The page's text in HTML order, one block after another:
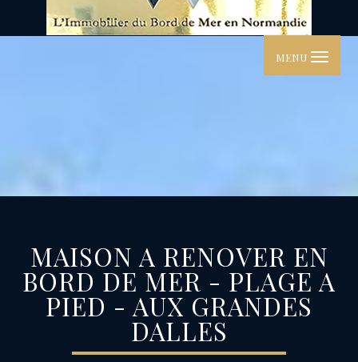
MENU
MAISON A RENOVER EN
BORD DE MER - PLAGE A
PIED - AUX GRANDES
DALLES